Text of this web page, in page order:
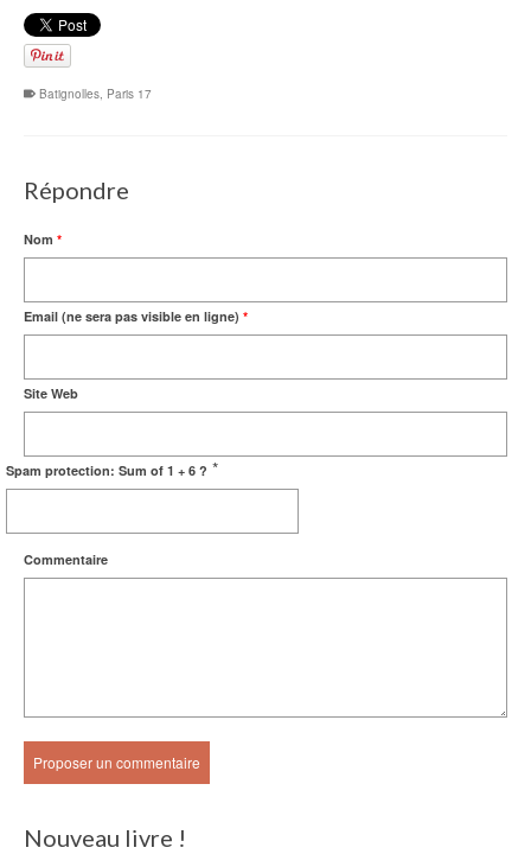
Batignolles, Paris 17
Répondre
Nom *
Email (ne sera pas visible en ligne) *
Site Web
Spam protection: Sum of 1 + 6 ? *
Commentaire
Nouveau livre !